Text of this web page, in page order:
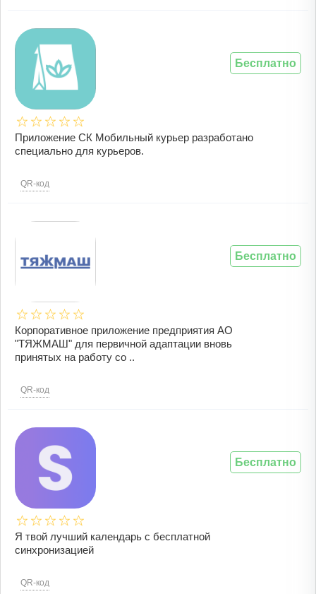
Приложение СК Мобильный курьер разработано
специально для курьеров.
QR-код
Бесплатно
Корпоративное приложение предприятия АО
"ТЯЖМАШ" для первичной адаптации вновь
принятых на работу со ..
QR-код
Бесплатно
Я твой лучший календарь с бесплатной
синхронизацией
QR-код
Бесплатно